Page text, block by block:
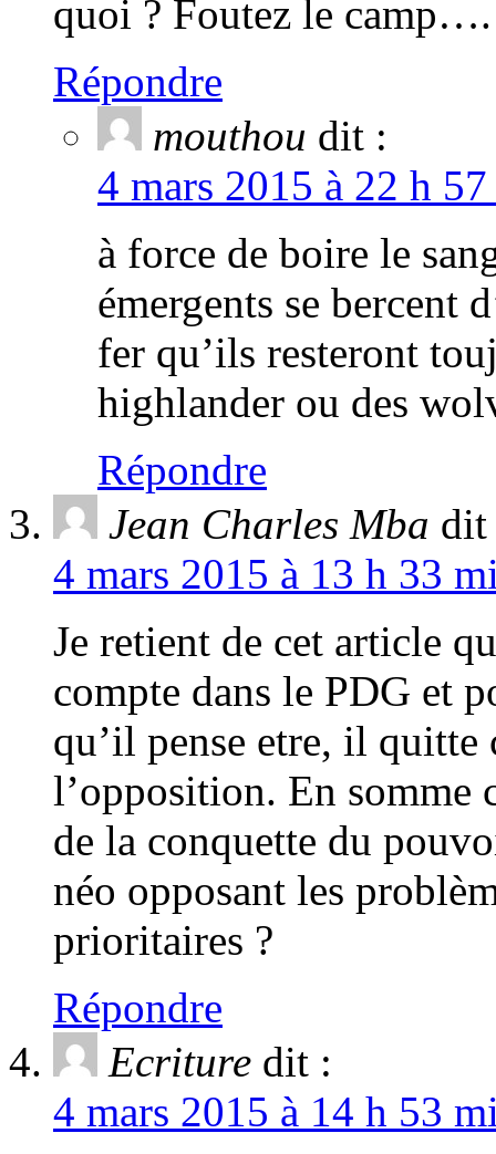
quoi ? Foutez le
Répondre
mouthou dit :
4 mars 2015 à 22 h
à force de boire le
émergents se bercent
fer qu’ils resteront
highlander ou des
Répondre
Jean Charles Mba dit
4 mars 2015 à 13 h 33
Je retient de cet article
compte dans le PDG et
qu’il pense etre, il quitte
l’opposition. En somme
de la conquette du
néo opposant les
prioritaires ?
Répondre
Ecriture dit :
4 mars 2015 à 14 h 53